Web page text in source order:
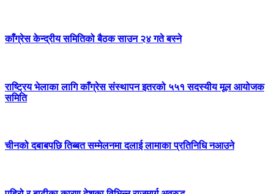
काँग्रेस केन्द्रीय समितिको बैठक साउन २४ गते बस्ने
राष्ट्रिय भेलाका लागि काँग्रेस संस्थापन इतरको ५५१ सदस्यीय मूल आयोजक
समिति
चीनको दबाबपछि तिब्बत सम्मेलनमा दलाई लामाका प्रतिनिधि नआउने